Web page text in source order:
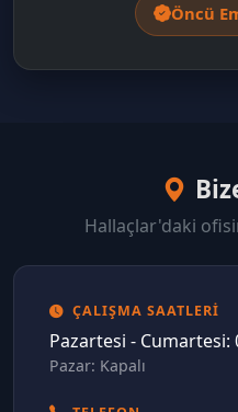
Öncü
Hallaçlar'daki
ÇALIŞMA SAATLERI
Pazartesi - Cumartesi:
Pazar: Kapalı